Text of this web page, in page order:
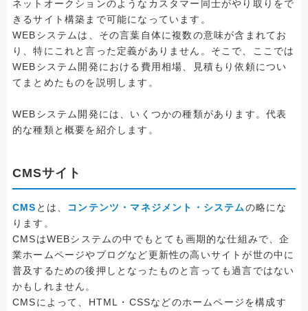
ネットオークションのようなカスタマー同士がやり取りをで
きるサイト構築まで可能になっています。
WEBシステムは、その言葉自体に複数の意味が含まれてお
り、特にこれと言った定義がありません。そこで、ここでは
WEBシステム開発における費用相場、見積もり依頼につい
てまとめたものを説明します。
WEBシステム開発には、いくつかの種類があります。代表
的な種類と概要を紹介します。
CMSサイト
CMS とは、 コンテンツ・マネジメント・システムの略にな
ります。
CMSはWEBシステムの中でもとても画期的な仕組みで、企
業ホームページやブログなど更新性の高いサイトが世の中に
普及するための後押しとなったものと言っても過言ではない
かもしれません。
CMSによって、HTML・CSSなどのホームページを構成す